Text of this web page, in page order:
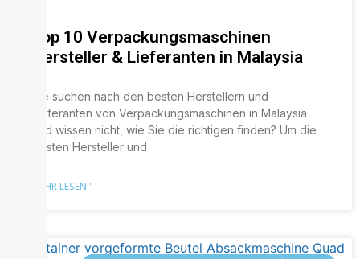
Top 10 Verpackungsmaschinen
Hersteller & Lieferanten in Malaysia
Sie suchen nach den besten Herstellern und
Lieferanten von Verpackungsmaschinen in Malaysia
und wissen nicht, wie Sie die richtigen finden? Um die
besten Hersteller und
MEHR LESEN "